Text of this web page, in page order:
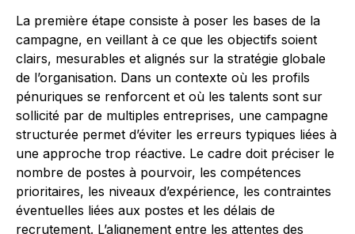
La première étape consiste à poser les bases de la
campagne, en veillant à ce que les objectifs soient
clairs, mesurables et alignés sur la stratégie globale
de l’organisation. Dans un contexte où les profils
pénuriques se renforcent et où les talents sont sur
sollicité par de multiples entreprises, une campagne
structurée permet d’éviter les erreurs typiques liées à
une approche trop réactive. Le cadre doit préciser le
nombre de postes à pourvoir, les compétences
prioritaires, les niveaux d’expérience, les contraintes
éventuelles liées aux postes et les délais de
recrutement. L’alignement entre les attentes des